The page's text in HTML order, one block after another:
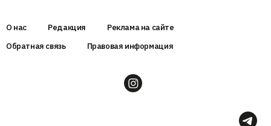
О нас Редакция
Реклама на сайте
Обратная связь
Правовая информация